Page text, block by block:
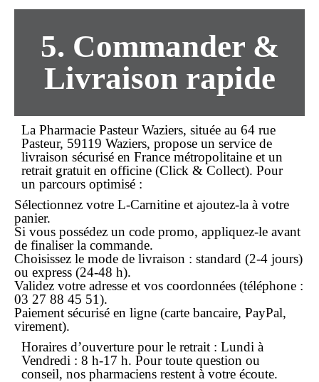
5. Commander &
Livraison rapide
La Pharmacie Pasteur Waziers, située au 64 rue
Pasteur, 59119 Waziers, propose un service de
livraison sécurisé en France métropolitaine et un
retrait gratuit en officine (Click & Collect). Pour
un parcours optimisé :
Sélectionnez votre L-Carnitine et ajoutez-la à votre
panier.
Si vous possédez un code promo, appliquez-le avant
de finaliser la commande.
Choisissez le mode de livraison : standard (2-4 jours)
ou express (24-48 h).
Validez votre adresse et vos coordonnées (téléphone :
03 27 88 45 51).
Paiement sécurisé en ligne (carte bancaire, PayPal,
virement).
Horaires d’ouverture pour le retrait : Lundi à
Vendredi : 8 h-17 h. Pour toute question ou
conseil, nos pharmaciens restent à votre écoute.